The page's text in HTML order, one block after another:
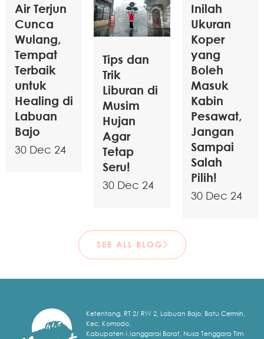
Air Terjun
Cunca
Wulang,
Tempat
Terbaik
untuk
Healing di
Labuan
Bajo
30 Dec 24
Tips dan
Trik
Liburan di
Musim
Hujan
Agar
Tetap
Seru!
30 Dec 24
Inilah
Ukuran
Koper
yang
Boleh
Masuk
Kabin
Pesawat,
Jangan
Sampai
Salah
Pilih!
30 Dec 24
SEE ALL BLOG
Ketentang, RT 2/ RW 2, Labuan Bajo, Batu Cermin,
Kec. Komodo,
Kabupaten Manggarai Barat, Nusa Tenggara Tim.